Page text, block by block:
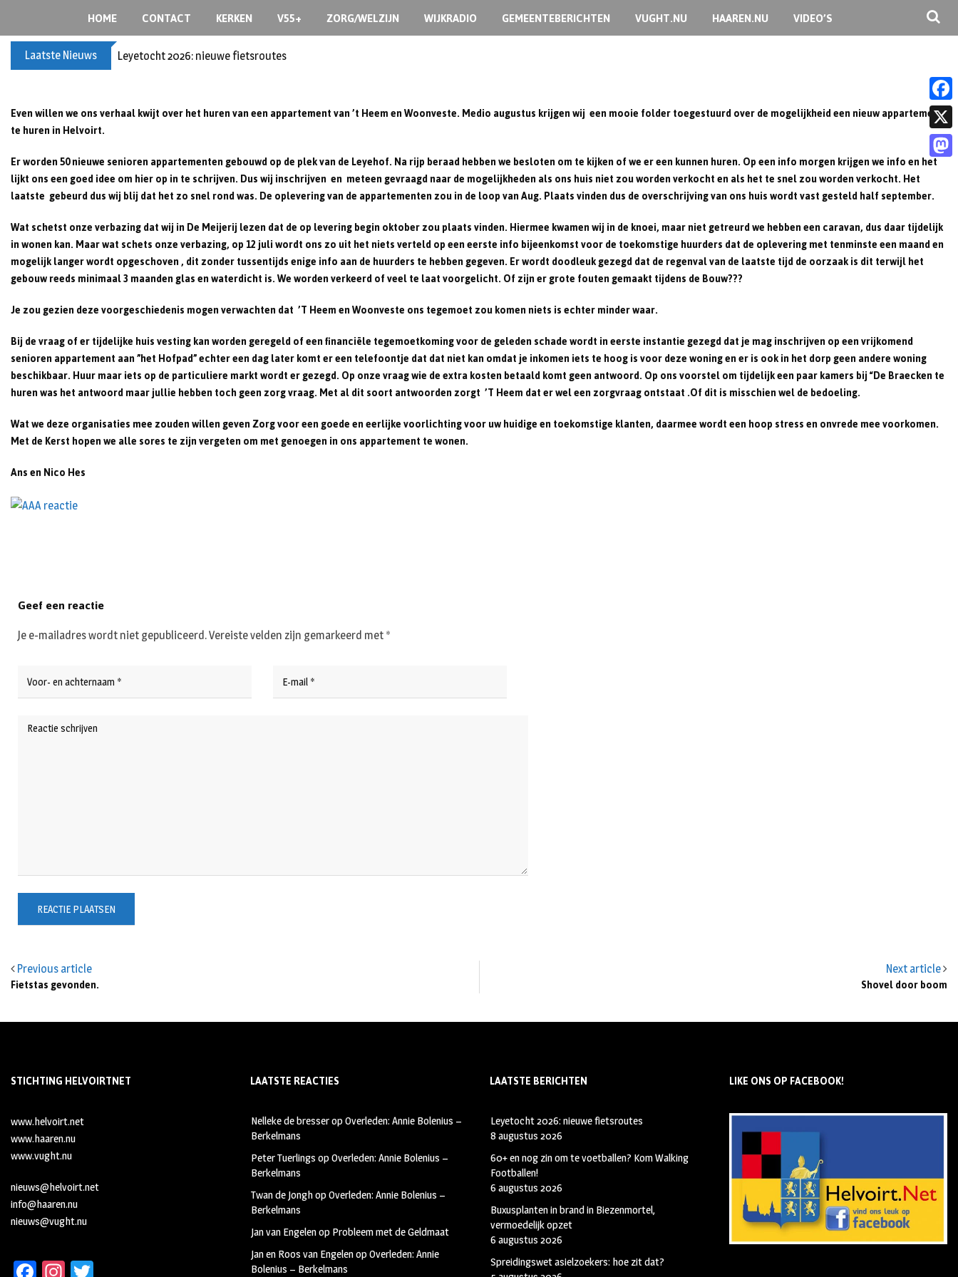
content
HOME CONTACT KERKEN V55+ ZORG/WELZIJN WIJKRADIO GEMEENTEBERICHTEN VUGHT.NU HAAREN.NU VIDEO’S
Laatste Nieuws 60+ en nog zin om te voetballen? Kom Walking Footballen!
Even willen we ons verhaal kwijt over het huren van een appartement van ’t Heem en Woonveste. Medio augustus krijgen wij een mooie folder toegestuurd over de mogelijkheid een nieuw appartement
te huren in Helvoirt.
Er worden 50 nieuwe senioren appartementen gebouwd op de plek van de Leyehof. Na rijp beraad hebben we besloten om te kijken of we er een kunnen huren. Op een info morgen krijgen we info en het
lijkt ons een goed idee om hier op in te schrijven. Dus wij inschrijven en meteen gevraagd naar de mogelijkheden als ons huis niet zou worden verkocht en als het te snel zou worden verkocht. Het
laatste gebeurd dus wij blij dat het zo snel rond was. De oplevering van de appartementen zou in de loop van Aug. Plaats vinden dus de overschrijving van ons huis wordt vast gesteld half september.
Wat schetst onze verbazing dat wij in De Meijerij lezen dat de op levering begin oktober zou plaats vinden. Hiermee kwamen wij in de knoei, maar niet getreurd we hebben een caravan, dus daar tijdelijk
in wonen kan. Maar wat schets onze verbazing, op 12 juli wordt ons zo uit het niets verteld op een eerste info bijeenkomst voor de toekomstige huurders dat de oplevering met tenminste een maand en
mogelijk langer wordt opgeschoven , dit zonder tussentijds enige info aan de huurders te hebben gegeven. Er wordt doodleuk gezegd dat de regenval van de laatste tijd de oorzaak is dit terwijl het
gebouw reeds minimaal 3 maanden glas en waterdicht is. We worden verkeerd of veel te laat voorgelicht. Of zijn er grote fouten gemaakt tijdens de Bouw???
Je zou gezien deze voorgeschiedenis mogen verwachten dat ’T Heem en Woonveste ons tegemoet zou komen niets is echter minder waar.
Bij de vraag of er tijdelijke huis vesting kan worden geregeld of een financiële tegemoetkoming voor de geleden schade wordt in eerste instantie gezegd dat je mag inschrijven op een vrijkomend
senioren appartement aan ”het Hofpad” echter een dag later komt er een telefoontje dat dat niet kan omdat je inkomen iets te hoog is voor deze woning en er is ook in het dorp geen andere woning
beschikbaar. Huur maar iets op de particuliere markt wordt er gezegd. Op onze vraag wie de extra kosten betaald komt geen antwoord. Op ons voorstel om tijdelijk een paar kamers bij “De Braecken te
huren was het antwoord maar jullie hebben toch geen zorg vraag. Met al dit soort antwoorden zorgt ’T Heem dat er wel een zorgvraag ontstaat .Of dit is misschien wel de bedoeling.
Wat we deze organisaties mee zouden willen geven Zorg voor een goede en eerlijke voorlichting voor uw huidige en toekomstige klanten, daarmee wordt een hoop stress en onvrede mee voorkomen.
Met de Kerst hopen we alle sores te zijn vergeten om met genoegen in ons appartement te wonen.
Ans en Nico Hes
Previous article
Fietstas gevonden.
Next article
Shovel door boom
Geef een reactie
Je e-mailadres wordt niet gepubliceerd.Vereiste velden zijn gemarkeerd met *
STICHTING HELVOIRTNET
www.helvoirt.net
www.haaren.nu
www.vught.nu
nieuws@helvoirt.net
info@haaren.nu
nieuws@vught.nu
LAATSTE REACTIES
Nelleke de bresseropOverleden: Annie Bolenius –
Berkelmans
Peter Tuerlings opOverleden: Annie Bolenius –
Berkelmans
Twan de JonghopOverleden: Annie Bolenius –
Berkelmans
Jan van Engelenop Probleem met de Geldmaat
Jan en Roos van EngelenopOverleden: Annie
Bolenius – Berkelmans
LAATSTE BERICHTEN
Leyetocht 2026: nieuwe fietsroutes
8 augustus 2026
60+ en nog zin om te voetballen? Kom Walking
Footballen!
6 augustus 2026
Buxusplanten in brand in Biezenmortel,
vermoedelijk opzet
6 augustus 2026
Spreidingswet asielzoekers: hoe zit dat?
LIKE ONS OP FACEBOOK!
F
a
c
b
o
o
X
M
a